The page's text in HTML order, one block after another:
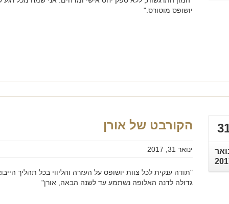
יושופס מוטורס."
הקורבט של אורן
ינואר 31, 2017
"תודה ענקית לכל צוות יושופס על העזרה והליווי בכל תהליך
גדולה לדנה האלופה נשתמע עד לשנה הבאה, אורן"